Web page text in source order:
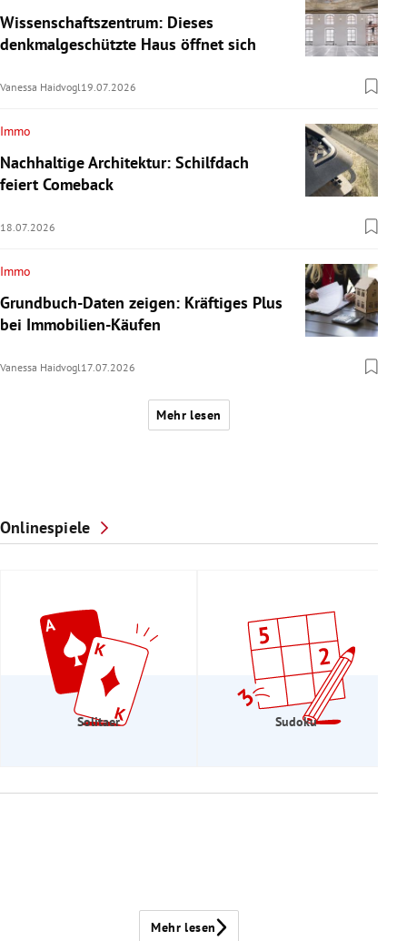
Wissenschaftszentrum: Dieses
denkmalgeschützte Haus öffnet sich
Vanessa Haidvogl 19.07.2026
Immo
Nachhaltige Architektur: Schilfdach
feiert Comeback
18.07.2026
Immo
Grundbuch-Daten zeigen: Kräftiges Plus
bei Immobilien-Käufen
Vanessa Haidvogl 17.07.2026
Mehr lesen
Onlinespiele
Solitaer Sudoku
Mehr lesen